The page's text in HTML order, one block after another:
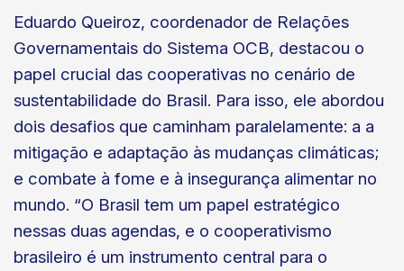
Eduardo Queiroz, coordenador de Relações
Governamentais do Sistema OCB, destacou o
papel crucial das cooperativas no cenário de
sustentabilidade do Brasil. Para isso, ele abordou
dois desafios que caminham paralelamente: a a
mitigação e adaptação às mudanças climáticas;
e combate à fome e à insegurança alimentar no
mundo. “O Brasil tem um papel estratégico
nessas duas agendas, e o cooperativismo
brasileiro é um instrumento central para o